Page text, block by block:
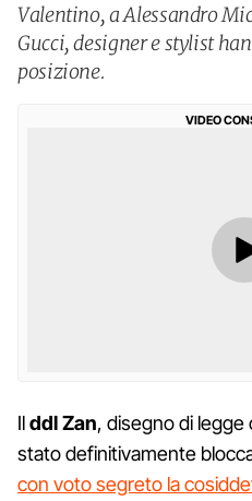
Valentino, a Alessandro
Gucci, designer e stylist
posizione.
VIDEO
Ilddl Zan, disegno di
stato definitivamente
con voto segreto la